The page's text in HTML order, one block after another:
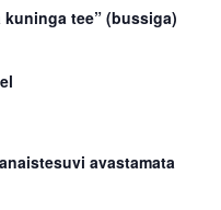
tee” (bussiga)
avastamata